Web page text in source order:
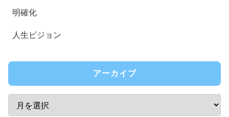
明確化
人生ビジョン
アーカイブ